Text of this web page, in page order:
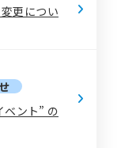
更につい
ベント” の